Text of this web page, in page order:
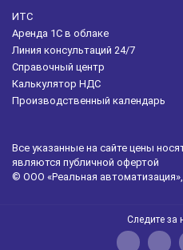
ИТС
Аренда 1С в облаке
Линия консультаций 24/7
Справочный центр
Калькулятор НДС
Производственный календарь
Все указанные на сайте цены
являются публичной офертой
© ООО «Реальная
Следите за